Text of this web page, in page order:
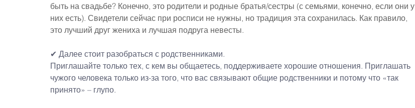
быть на свадьбе? Конечно, это родители и родные братья/сестры (с семьями, конечно, если они у
них есть). Свидетели сейчас при росписи не нужны, но традиция эта сохранилась. Как правило,
это лучший друг жениха и лучшая подруга невесты.
✔ Далее стоит разобраться с родственниками.
Приглашайте только тех, с кем вы общаетесь, поддерживаете хорошие отношения. Приглашать
чужого человека только из-за того, что вас связывают общие родственники и потому что «так
принято» – глупо.